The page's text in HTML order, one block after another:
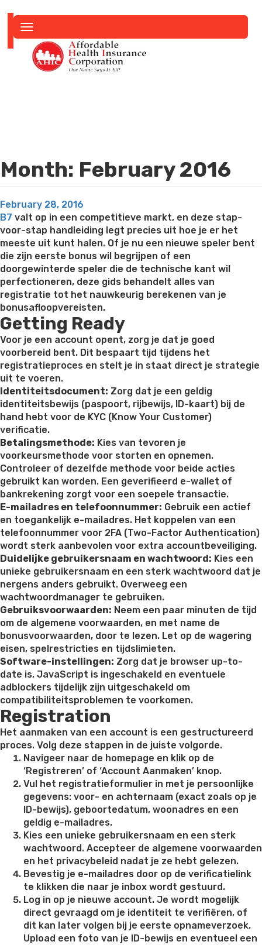
navigation
Month: February 2016
Posted
on
February 28, 2016
B7 valt op in een competitieve markt, en deze stap-
voor-stap handleiding legt precies uit hoe je er het
meeste uit kunt halen. Of je nu een nieuwe speler bent
die zijn eerste bonus wil begrijpen of een
doorgewinterde speler die de technische kant wil
perfectioneren, deze gids behandelt alles van
registratie tot het nauwkeurig berekenen van je
bonusafloopvereisten.
Getting Ready
Voor je een account opent, zorg je dat je goed
voorbereid bent. Dit bespaart tijd tijdens het
registratieproces en stelt je in staat direct je strategie
uit te voeren.
Identiteitsdocument: Zorg dat je een geldig
identiteitsbewijs (paspoort, rijbewijs, ID-kaart) bij de
hand hebt voor de KYC (Know Your Customer)
verificatie.
Betalingsmethode: Kies van tevoren je
voorkeursmethode voor storten en opnemen.
Controleer of dezelfde methode voor beide acties
gebruikt kan worden. Een geverifieerd e-wallet of
bankrekening zorgt voor een soepele transactie.
E-mailadres en telefoonnummer: Gebruik een actief
en toegankelijk e-mailadres. Het koppelen van een
telefoonnummer voor 2FA (Two-Factor Authentication)
wordt sterk aanbevolen voor extra accountbeveiliging.
Duidelijke gebruikersnaam en wachtwoord: Kies een
unieke gebruikersnaam en een sterk wachtwoord dat je
nergens anders gebruikt. Overweeg een
wachtwoordmanager te gebruiken.
Gebruiksvoorwaarden: Neem een paar minuten de tijd
om de algemene voorwaarden, en met name de
bonusvoorwaarden, door te lezen. Let op de wagering
eisen, spelrestricties en tijdslimieten.
Software-instellingen: Zorg dat je browser up-to-
date is, JavaScript is ingeschakeld en eventuele
adblockers tijdelijk zijn uitgeschakeld om
compatibiliteitsproblemen te voorkomen.
Registration
Het aanmaken van een account is een gestructureerd
proces. Volg deze stappen in de juiste volgorde.
Navigeer naar de homepage en klik op de
‘Registreren’ of ‘Account Aanmaken’ knop.
Vul het registratieformulier in met je persoonlijke
gegevens: voor- en achternaam (exact zoals op je
ID-bewijs), geboortedatum, woonadres en een
geldig e-mailadres.
Kies een unieke gebruikersnaam en een sterk
wachtwoord. Accepteer de algemene voorwaarden
en het privacybeleid nadat je ze hebt gelezen.
Bevestig je e-mailadres door op de verificatielink
te klikken die naar je inbox wordt gestuurd.
Log in op je nieuwe account. Je wordt mogelijk
direct gevraagd om je identiteit te verifiëren, of
dit kan later volgen bij je eerste opnameverzoek.
Upload een foto van je ID-bewijs en eventueel een